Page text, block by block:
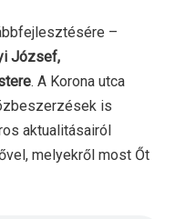
–
József,
. A Korona utca
is
aktualitásairól
melyekről most Őt